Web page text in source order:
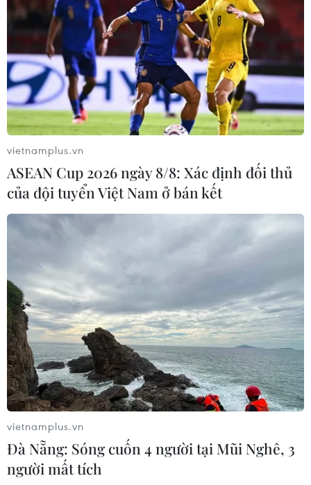
vietnamplus.vn
ASEAN Cup 2026 ngày 8/8: Xác định đối thủ
của đội tuyển Việt Nam ở bán kết
vietnamplus.vn
Đà Nẵng: Sóng cuốn 4 người tại Mũi Nghê, 3
người mất tích